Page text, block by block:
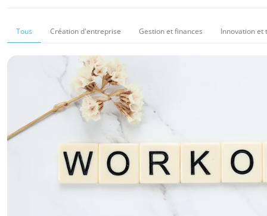
Tous Création d'entreprise Gestion et finances Innovation et